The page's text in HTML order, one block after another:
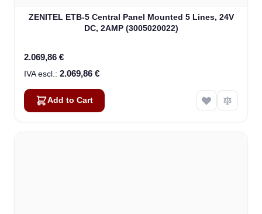
ZENITEL ETB-5 Central Panel Mounted 5 Lines, 24V
DC, 2AMP (3005020022)
2.069,86 €
2.069,86 €
Add to Cart